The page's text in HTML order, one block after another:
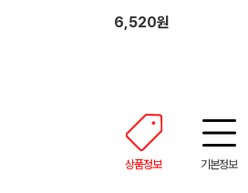
6,520원
상품정보 기본정보